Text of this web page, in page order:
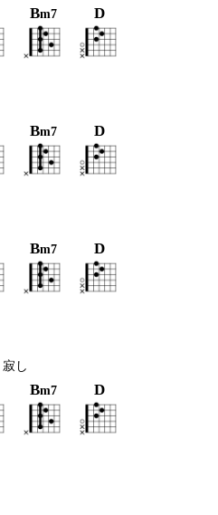
Bm7 D
Bm7 D
Bm7 D
寂し
Bm7 D